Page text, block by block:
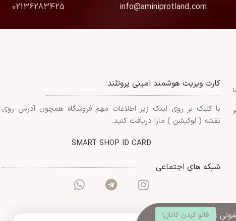
info@aminiprotland.com
02136283425
کارت ویزیت هوشمند امینی پروتلند.
با کلیک بر روی لینک زیر اطلاعات مهم فروشگاه همچون آدرس روی
نقشه ( لوکیشن ) مارا دریافت کنید.
SMART SHOP ID CARD
شبکه های اجتماعی
: فالو کردن کانال!